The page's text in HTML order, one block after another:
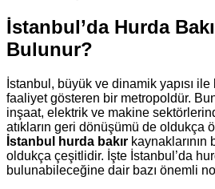
İstanbul’da Hurda
Bulunur?
İstanbul, büyük ve dinamik yapısı
faaliyet gösteren bir metropoldür.
inşaat, elektrik ve makine
atıkların geri dönüşümü de oldukça
İstanbul hurda bakır kaynaklarının
oldukça çeşitlidir. İşte İstanbul’da
bulunabileceğine dair bazı önemli